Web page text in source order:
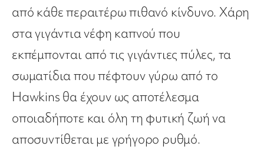
από κάθε περαιτέρω πιθανό κίνδυνο. Χάρη
στα γιγάντια νέφη καπνού που
εκπέμπονται από τις γιγάντιες πύλες, τα
σωματίδια που πέφτουν γύρω από το
Hawkins θα έχουν ως αποτέλεσμα
οποιαδήποτε και όλη τη φυτική ζωή να
αποσυντίθεται με γρήγορο ρυθμό.